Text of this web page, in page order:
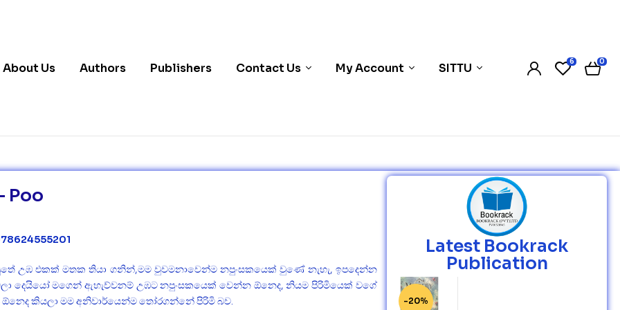
About Us Authors Publishers Contact Us My Account SITTU 6 0
Poo
උඹ එකක් මතක තියා ගනින්,මම වුවමනාවෙන්ම නපුංසකයෙක් වුණේ නැහැ, ඉපදෙන්න
දෙයියෝ මගෙන් ඇහැව්වනම් උඹට නපුංසකයෙක් වෙන්න ඕනෙද, නියම පිරිමියෙක් වගේ
කියලා මම අනිවාර්යෙන්ම තෝරගන්නේ පිරිමි බව.
Latest Bookrack
Publication
-20%